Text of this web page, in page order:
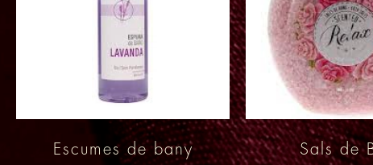
Escumes de bany Sals de